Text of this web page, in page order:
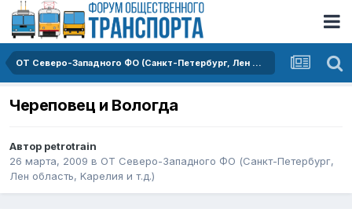
ОТ Северо-Западного ФО (Санкт-Петербург, Лен область, Kарелия и т.д.)
Череповец и Вологда
Автор petrotrain
26 марта, 2009 в ОТ Северо-Западного ФО (Санкт-Петербург,
Лен область, Kарелия и т.д.)